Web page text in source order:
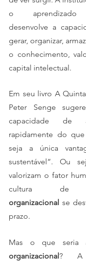
o aprendizado
desenvolve a
gerar, organizar,
o conhecimento,
capital intelectual.
Em seu livro A
Peter Senge
capacidade de
rapidamente do
seja a única
sustentável”. Ou
valorizam o fator
cultura
organizacional se
prazo.
Mas o que seria
organizacional? A